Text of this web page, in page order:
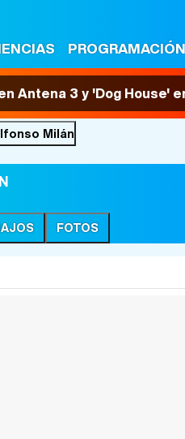
PROGRAMACIÓN
Antena 3 y 'Dog House'
Milán
FOTOS